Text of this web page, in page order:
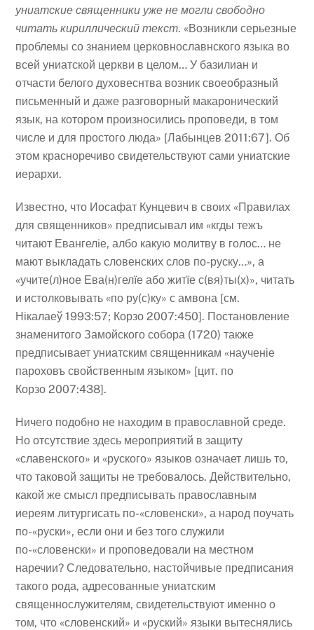
униатские священники уже не могли свободно
читать кириллический текст. «Возникли серьезные
проблемы со знанием церковнославнского языка во
всей униатской церкви в целом… У базилиан и
отчасти белого духовеснтва возник своеобразный
письменный и даже разговорный макаронический
язык, на котором произносились проповеди, в том
числе и для простого люда» [Лабынцев 2011:67]. Об
этом красноречиво свидетельствуют сами униатские
иерархи.
Известно, что Иосафат Кунцевич в своих «Правилах
для священников» предписывал им «кгды тежъ
читают Евангелiе, албо какую молитву в голос… не
мают выкладать словенских слов по-руску…», а
«учите(л)ное Ева(н)гелїе або житїе с(вя)ты(х)», читать
и истолковывать «по ру(с)ку» с амвона [см.
Нікалаеў 1993:57; Корзо 2007:450]. Постановление
знаменитого Замойского собора (1720) также
предписывает униатским священникам «наученіе
пароховъ свойственным языком» [цит. по
Корзо 2007:438].
Ничего подобно не находим в православной среде.
Но отсутствие здесь мероприятий в защиту
«славенского» и «руского» языков означает лишь то,
что таковой защиты не требовалось. Действительно,
какой же смысл предписывать православным
иереям литургисать по-«словенски», а народ поучать
по-«руски», если они и без того служили
по-«словенски» и проповедовали на местном
наречии? Следовательно, настойчивые предписания
такого рода, адресованные униатским
священнослужителям, свидетельствуют именно о
том, что «словенский» и «руский» языки вытеснялись